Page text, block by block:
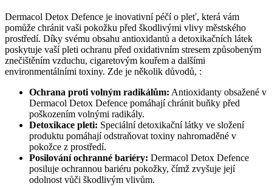
Dermacol Detox Defence je inovativní péčí o pleť, která vám
pomůže chránit vaši pokožku před škodlivými vlivy městského
prostředí. Díky svému obsahu antioxidantů a detoxikačních látek
poskytuje vaší pleti ochranu před oxidativním stresem způsobeným
znečištěním vzduchu, cigaretovým kouřem a dalšími
environmentálními toxiny. Zde je několik důvodů, :
Ochrana proti volným radikálům: Antioxidanty obsažené v
Dermacol Detox Defence pomáhají chránit buňky před
poškozením volnými radikály.
Detoxikace pleti: Speciální detoxikační látky ve složení
produktu pomáhají odstraňovat toxiny nahromaděné v
pokožce z prostředí.
Posilování ochranné bariéry: Dermacol Detox Defence
posiluje ochrannou bariéru pokožky, čímž zvyšuje její
odolnost vůči škodlivým vlivům.